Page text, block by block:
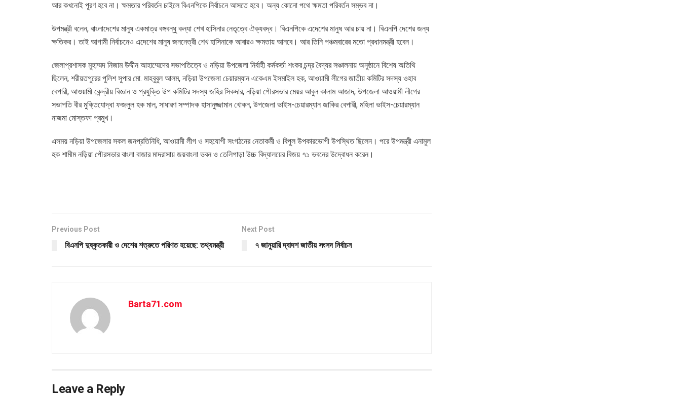
আর কখনোই পূরণ হবে না। ক্ষমতার পরিবর্তন চাইলে বিএনপিকে নির্বাচনে আসতে হবে। অন্য কোনো পথে ক্ষমতা পরিবর্তন সম্ভব না।
উপমন্ত্রী বলেন, বাংলাদেশের মানুষ একমাত্র বঙ্গবন্ধু কন্যা শেখ হাসিনার নেতৃত্বে ঐক্যবদ্ধ। বিএনপিকে এদেশের মানুষ আর চায় না। বিএনপি দেশের জন্য
ক্ষতিকর। তাই আগামী নির্বাচনেও এদেশের মানুষ জননেত্রী শেখ হাসিনাকে আবারও ক্ষমতায় আনবে। আর তিনি পঞ্চমবারের মতো প্রধানমন্ত্রী হবেন।
জেলাপ্রশাসক মুহাম্মদ নিজাম উদ্দীন আহাম্মেদের সভাপতিত্বে ও নড়িয়া উপজেলা নির্বাহী কর্মকর্তা শংকর চন্দ্র বৈদ্যর সঞ্চালনায় অনুষ্ঠানে বিশেষ অতিথি
ছিলেন, শরীয়তপুরের পুলিশ সুপার মো. মাহবুবুল আলম, নড়িয়া উপজেলা চেয়ারম্যান একেএম ইসমাইল হক, আওয়ামী লীগের জাতীয় কমিটির সদস্য ওহাব
বেপারী, আওয়ামী কেন্দ্রীয় বিজ্ঞান ও প্রযুক্তি উপ কমিটির সদস্য জহির সিকদার, নড়িয়া পৌরসভার মেয়র আবুল কালাম আজাদ, উপজেলা আওয়ামী লীগের
সভাপতি বীর মুক্তিযোদ্ধা ফজলুল হক মাল, সাধারণ সম্পাদক হাসানুজ্জামান খোকন, উপজেলা ভাইস-চেয়ারম্যান জাকির বেপারী, মহিলা ভাইস-চেয়ারম্যান
নাজমা মোস্তফা প্রমুখ।
এসময় নড়িয়া উপজেলার সকল জনপ্রতিনিধি, আওয়ামী লীগ ও সহযোগী সংগঠনের নেতাকর্মী ও বিপুল উপকারভোগী উপস্থিত ছিলেন। পরে উপমন্ত্রী এনামুল
হক শামীম নড়িয়া পৌরসভার বাংলা বাজার মাদরাসায় জয়বাংলা ভবন ও তেলিপাড়া উচ্চ বিদ্যালয়ের বিজয় ৭১ ভবনের উদ্বোধন করেন।
Previous Post
বিএনপি দুষ্কৃতকারী ও দেশের শত্রুতে পরিণত হয়েছে: তথ্যমন্ত্রী
Next Post
৭ জানুয়ারি দ্বাদশ জাতীয় সংসদ নির্বাচন
Barta71.com
Leave a Reply